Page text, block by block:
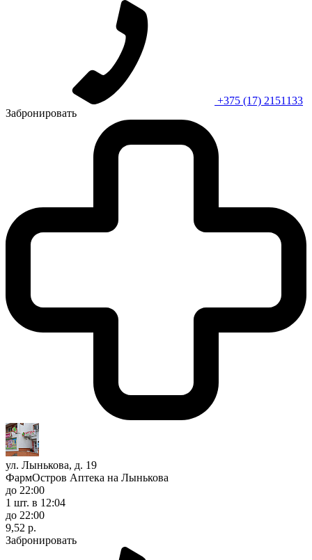
+375 (17) 2151133
Забронировать
ул. Лынькова, д. 19
ФармОстров Аптека на Лынькова
до 22:00
1 шт. в 12:04
до 22:00
9,52 р.
Забронировать